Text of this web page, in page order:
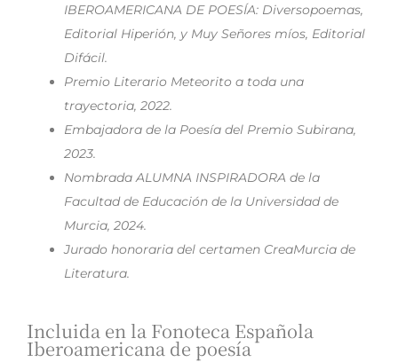
IBEROAMERICANA DE POESÍA: Diversopoemas,
Editorial Hiperión, y Muy Señores míos, Editorial
Difácil.
Premio Literario Meteorito a toda una
trayectoria, 2022.
Embajadora de la Poesía del Premio Subirana,
2023.
Nombrada ALUMNA INSPIRADORA de la
Facultad de Educación de la Universidad de
Murcia, 2024.
Jurado honoraria del certamen CreaMurcia de
Literatura.
Incluida en la Fonoteca Española
Iberoamericana de poesía